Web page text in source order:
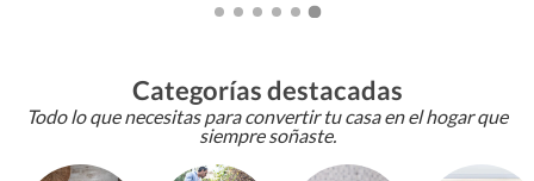
Categorías destacadas
Todo lo que necesitas para convertir tu casa en el hogar que
siempre soñaste.